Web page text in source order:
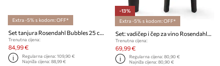
Extra -5% s kodom: OFF*
Set tanjura Rosendahl Bubbles 25 cm 4-pack
Trenutna cijena:
84,99 €
Regularna cijena:109,90 €
Najniža cijena:88,99 €
-13%
Extra -5% s kodom: OFF*
Set: vadičep i čep za vino Rosendahl Grand Cru Barware
Trenutna cijena:
69,99 €
Regularna cijena:80,90 €
Najniža cijena:80,90 €